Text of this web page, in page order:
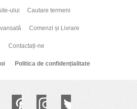
ului Cautare termeni
Comenzi și Livrare
Contactați-ne
Politica de confidențialitate